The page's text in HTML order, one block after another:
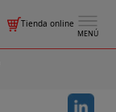
MENÚ
Tienda online